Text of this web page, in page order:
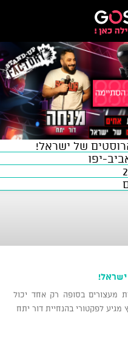
של ישראל!
יפו
מעצורים בסופה רק אחד יכול
לפקטורי בהנחיית דור יתח